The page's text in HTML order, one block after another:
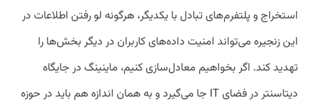
استخراج و پلتفرم‌های تبادل با یکدیگر، هرگونه لو رفتن اطلاعات در
این زنجیره می‌تواند امنیت داده‌های کاربران در دیگر بخش‌ها را
تهدید کند. اگر بخواهیم معادل‌سازی کنیم، ماینینگ در جایگاه
دیتاسنتر در فضای IT جا می‌گیرد و به همان اندازه هم باید در حوزه